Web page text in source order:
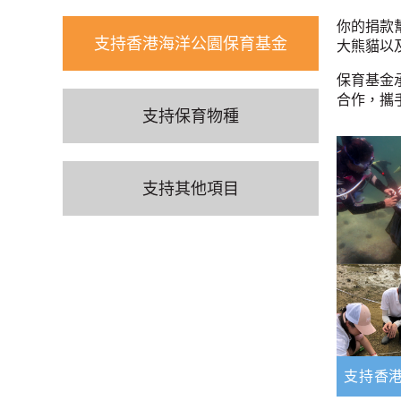
支持香港海洋公園保育基金
支持保育物種
支持其他項目
你的捐款
大熊貓以
保育基金
合作，攜
支持香